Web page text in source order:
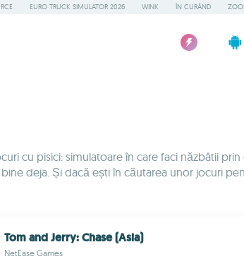
EURO TRUCK SIMULATOR 2026 WINK ÎN CURÂND
cu pisici: simulatoare în care faci năzbâtii prin
deja. Și dacă ești în căutarea unor jocuri
Tom and Jerry: Chase (Asia)
NetEase Games